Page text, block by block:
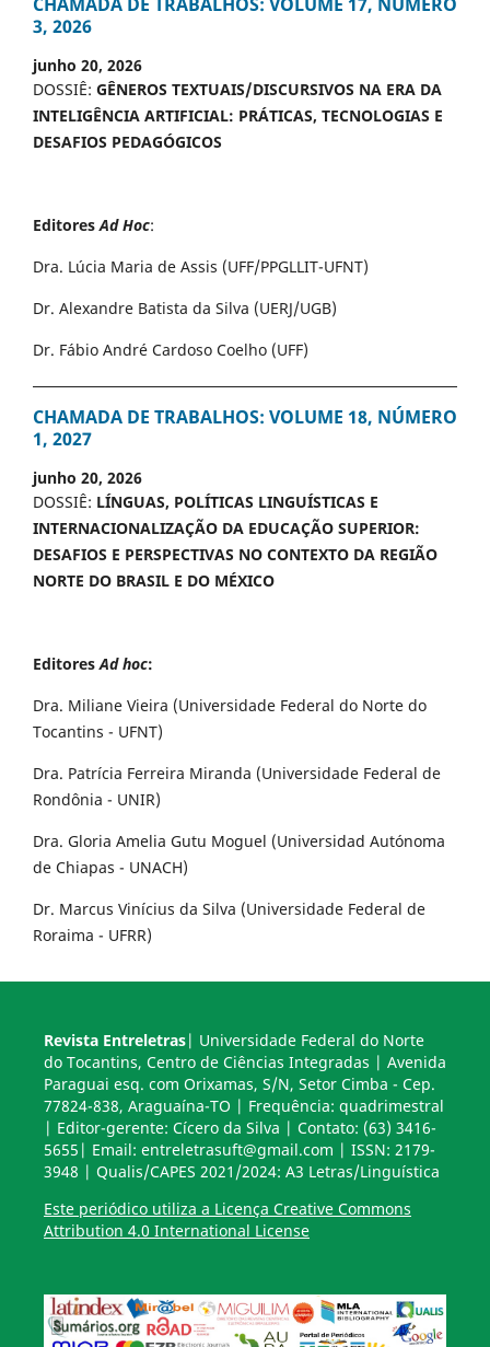
3, 2026
junho 20, 2026
DOSSIÊ: GÊNEROS TEXTUAIS/DISCURSIVOS NA ERA DA
INTELIGÊNCIA ARTIFICIAL: PRÁTICAS, TECNOLOGIAS E
DESAFIOS PEDAGÓGICOS
EditoresAd Hoc:
Dra. Lúcia Maria de Assis (UFF/PPGLLIT-UFNT)
Dr. Alexandre Batista da Silva (UERJ/UGB)
Dr. Fábio André Cardoso Coelho (UFF)
CHAMADA DE TRABALHOS: VOLUME 18, NÚMERO
1, 2027
junho 20, 2026
DOSSIÊ: LÍNGUAS, POLÍTICAS LINGUÍSTICAS E
INTERNACIONALIZAÇÃO DA EDUCAÇÃO SUPERIOR:
DESAFIOS E PERSPECTIVAS NO CONTEXTO DA REGIÃO
NORTE DO BRASIL E DO MÉXICO
EditoresAd hoc:
Dra. Miliane Vieira (Universidade Federal do Norte do
Tocantins - UFNT)
Dra. Patrícia Ferreira Miranda (Universidade Federal de
Rondônia - UNIR)
Dra. Gloria Amelia Gutu Moguel (Universidad Autónoma
de Chiapas - UNACH)
Dr. Marcus Vinícius da Silva (Universidade Federal de
Roraima - UFRR)
Revista Entreletras| Universidade Federal do Norte
do Tocantins, Centro de Ciências Integradas | Avenida
Paraguai esq. com Orixamas, S/N, Setor Cimba - Cep.
77824-838, Araguaína-TO | Frequência: quadrimestral
| Editor-gerente: Cícero da Silva | Contato: (63) 3416-
5655| Email: entreletrasuft@gmail.com | ISSN: 2179-
3948 | Qualis/CAPES 2021/2024: A3 Letras/Linguística
Este periódico utiliza a Licença Creative Commons
Attribution 4.0 International License